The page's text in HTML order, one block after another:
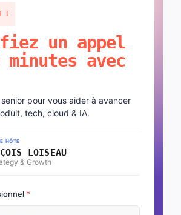
!
un appel
minutes avec
pour vous aider à avancer
tech, cloud & IA.
HÔTE
LOISEAU
& Growth
*